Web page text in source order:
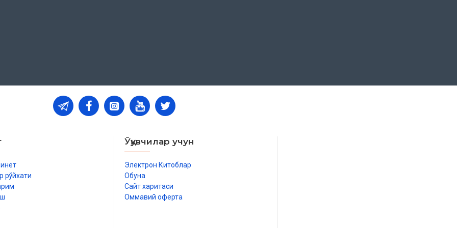
ишлари бўйича қўмитанинг
чоп этилган
рўйхати
Ўқувчилар учун
Электрон Китоблар
Обуна
Сайт харитаси
Оммавий оферта